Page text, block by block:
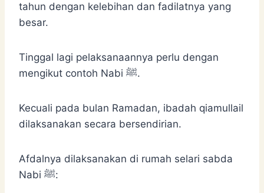
tahun dengan kelebihan dan fadilatnya yang
besar.
Tinggal lagi pelaksanaannya perlu dengan
mengikut contoh Nabi ﷺ.
Kecuali pada bulan Ramadan, ibadah qiamullail
dilaksanakan secara bersendirian.
Afdalnya dilaksanakan di rumah selari sabda
Nabi ﷺ: